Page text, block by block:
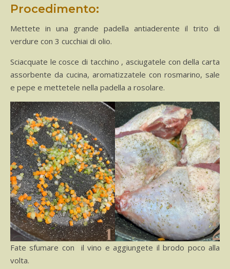
Procedimento:
Mettete in una grande padella antiaderente il trito di
verdure con 3 cucchiai di olio.
Sciacquate le cosce di tacchino , asciugatele con della carta
assorbente da cucina, aromatizzatele con rosmarino, sale
e pepe e mettetele nella padella a rosolare.
Fate sfumare con il vino e aggiungete il brodo poco alla
volta.